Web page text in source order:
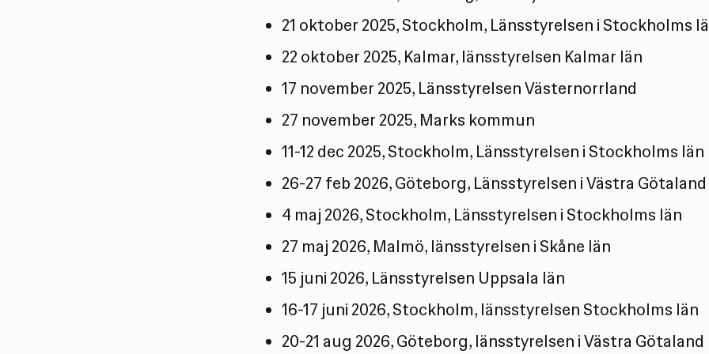
21 oktober 2025, Stockholm, Länsstyrelsen i Stockholms
22 oktober 2025, Kalmar, länsstyrelsen Kalmar län
17 november 2025, Länsstyrelsen Västernorrland
27 november 2025, Marks kommun
11-12 dec 2025, Stockholm, Länsstyrelsen i Stockholms län
26-27 feb 2026, Göteborg, Länsstyrelsen i Västra Götaland
4 maj 2026, Stockholm, Länsstyrelsen i Stockholms län
27 maj 2026, Malmö, länsstyrelsen i Skåne län
15 juni 2026, Länsstyrelsen Uppsala län
16-17 juni 2026, Stockholm, länsstyrelsen Stockholms län
20-21 aug 2026, Göteborg, länsstyrelsen i Västra Götaland